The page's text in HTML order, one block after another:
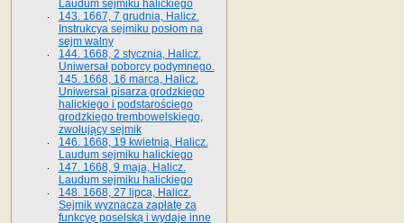
Laudum sejmiku halickiego
143. 1667, 7 grudnia, Halicz.
Instrukcya sejmiku posłom na
sejm walny
144. 1668, 2 stycznia, Halicz.
Uniwersał poborcy podymnego.
145. 1668, 16 marca, Halicz.
Uniwersał pisarza grodzkiego
halickiego i podstarościego
grodzkiego trembowelskiego,
zwołujący sejmik
146. 1668, 19 kwietnia, Halicz.
Laudum sejmiku halickiego
147. 1668, 9 maja, Halicz.
Laudum sejmiku halickiego
148. 1668, 27 lipca, Halicz.
Sejmik wyznacza zapłatę za
funkcyę poselską i wydaje inne